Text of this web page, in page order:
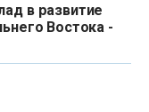
в развитие
Востока -